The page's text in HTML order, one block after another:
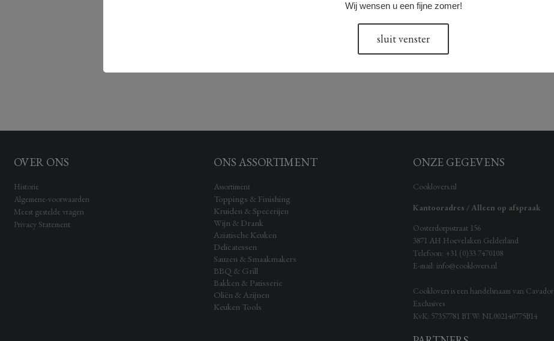
Wij wensen u een fijne zomer!
sluit venster
17.50
OVER ONS
Historie
Algemene-voorwaarden
Meest gestelde vragen
Privacy Statement
ONS ASSORTIMENT
Assortiment
Toppings & Finishing
Kruiden & Specerijen
Wijn & Drank
Aziatische Keuken
Delicatessen
Sauzen & Smaakmakers
BBQ & Grill
Bakken & Patisserie
Oliën & Azijnen
Keuken Tools
ONZE GEGEVENS
Cooklovers.nl
Kantooradres / Alleen op afspraak
Oosterdorpsstraat 156
3871 AH Hoevelaken Gelderland
Telefoon: +31 (0)33 7470108
E-mail: info@cooklovers.nl
Cooklovers is een handelsnaam van Cavador
Exclusives
KvK: 57357781 BTW: NL002140775B14